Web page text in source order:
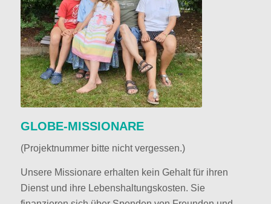
GLOBE-MISSIONARE
(Projektnummer bitte nicht vergessen.)
Unsere Missionare erhalten kein Gehalt für ihren
Dienst und ihre Lebenshaltungskosten. Sie